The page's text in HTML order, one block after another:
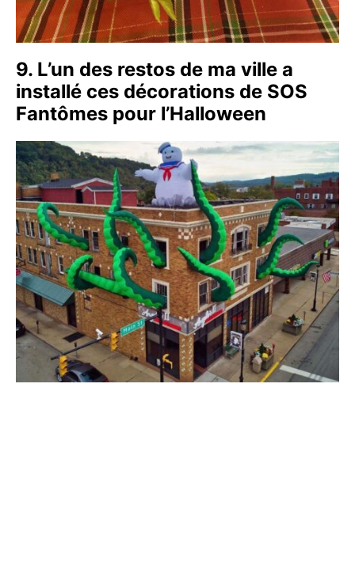
9. L’un des restos de ma ville a
installé ces décorations de SOS
Fantômes pour l’Halloween